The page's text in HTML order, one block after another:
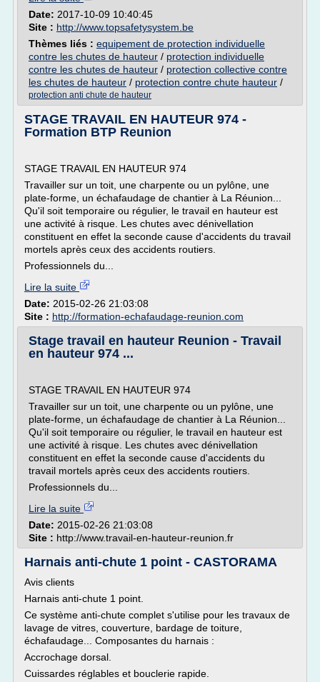
Date: 2017-10-09 10:40:45
Site : http://www.topsafetysystem.be
Thèmes liés : equipement de protection individuelle
contre les chutes de hauteur / protection individuelle
contre les chutes de hauteur / protection collective contre
les chutes de hauteur / protection contre chute hauteur /
protection anti chute de hauteur
STAGE TRAVAIL EN HAUTEUR 974 -
Formation BTP Reunion
STAGE TRAVAIL EN HAUTEUR 974
Travailler sur un toit, une charpente ou un pylône, une
plate-forme, un échafaudage de chantier à La Réunion...
Qu'il soit temporaire ou régulier, le travail en hauteur est
une activité à risque. Les chutes avec dénivellation
constituent en effet la seconde cause d'accidents du travail
mortels après ceux des accidents routiers.
Professionnels du...
Lire la suite
Date: 2015-02-26 21:03:08
Site : http://formation-echafaudage-reunion.com
Stage travail en hauteur Reunion - Travail
en hauteur 974 ...
STAGE TRAVAIL EN HAUTEUR 974
Travailler sur un toit, une charpente ou un pylône, une
plate-forme, un échafaudage de chantier à La Réunion...
Qu'il soit temporaire ou régulier, le travail en hauteur est
une activité à risque. Les chutes avec dénivellation
constituent en effet la seconde cause d'accidents du
travail mortels après ceux des accidents routiers.
Professionnels du...
Lire la suite
Date: 2015-02-26 21:03:08
Site : http://www.travail-en-hauteur-reunion.fr
Harnais anti-chute 1 point - CASTORAMA
Avis clients
Harnais anti-chute 1 point.
Ce système anti-chute complet s'utilise pour les travaux de
lavage de vitres, couverture, bardage de toiture,
échafaudage... Composantes du harnais :
Accrochage dorsal.
Cuissardes réglables et bouclerie rapide.